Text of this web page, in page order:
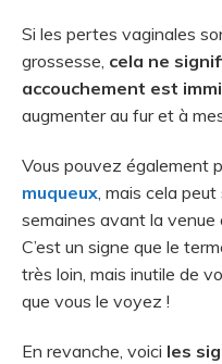
Si les pertes vaginales
grossesse, cela ne
accouchement est
augmenter au fur et à
Vous pouvez également
muqueux, mais cela peut
semaines avant la
C’est un signe que le
très loin, mais inutile de
que vous le voyez !
En revanche, voici les